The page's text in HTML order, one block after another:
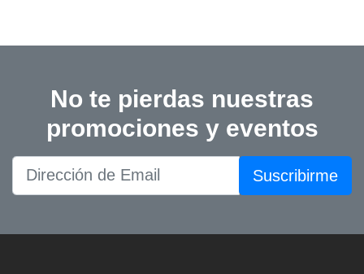
No te pierdas nuestras
promociones y eventos
Suscribirme